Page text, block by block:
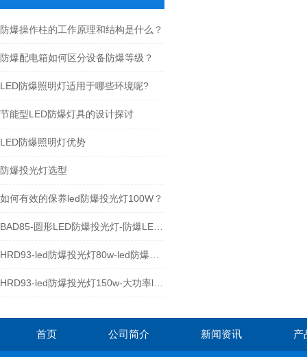
防爆操作柱的工作原理和结构是什么？
防爆配电箱如何区分设备防爆等级？
LED防爆照明灯适用于哪些环境呢?
节能型LED防爆灯具的设计探讨
LED防爆照明灯优势
防爆投光灯选型
如何有效的保养led防爆投光灯100W？
首页 公司简介 新闻资讯 产